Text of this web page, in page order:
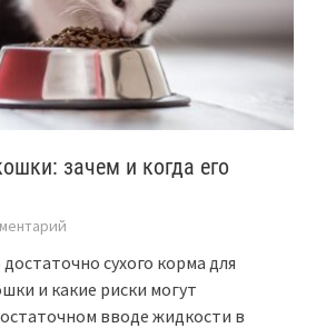
зачем и когда его
сухого корма для
и какие риски могут
вводе жидкости в